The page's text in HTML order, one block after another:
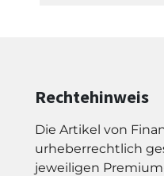
Rechtehinweis
Die Artikel von
urheberrechtlich
jeweiligen